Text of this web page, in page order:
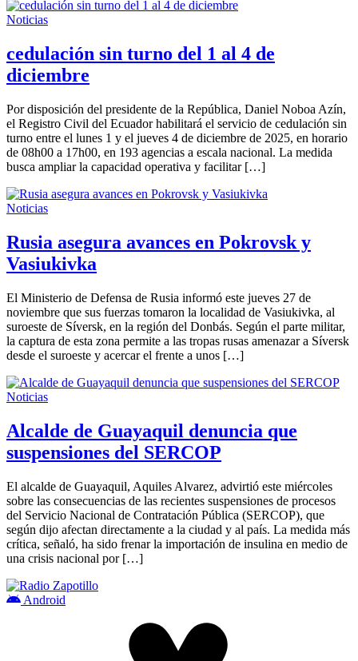
Noticias
cedulación sin turno del 1 al 4 de
diciembre
Por disposición del presidente de la República, Daniel Noboa Azín,
el Registro Civil del Ecuador habilitará el servicio de cedulación sin
turno entre el lunes 1 y el jueves 4 de diciembre de 2025, en horario
de 08h00 a 17h00, en 193 agencias a escala nacional. La medida
busca ampliar la capacidad operativa y facilitar […]
Noticias
Rusia asegura avances en Pokrovsk y
Vasiukivka
El Ministerio de Defensa de Rusia informó este jueves 27 de
noviembre que sus fuerzas tomaron la localidad de Vasiukivka, al
suroeste de Síversk, en la región del Donbás. Según el parte militar,
la captura de esta zona permite a las tropas rusas amenazar a Síversk
desde el suroeste y acercar el frente a unos […]
Noticias
Alcalde de Guayaquil denuncia que
suspensiones del SERCOP
El alcalde de Guayaquil, Aquiles Alvarez, advirtió este miércoles
sobre las consecuencias de las recientes suspensiones de procesos
del Servicio Nacional de Contratación Pública (SERCOP), que
según dijo afectan directamente a la ciudad y al país. La medida más
crítica, señaló, ha sido frenar la importación de insulina en medio de
una crisis nacional por […]
Android